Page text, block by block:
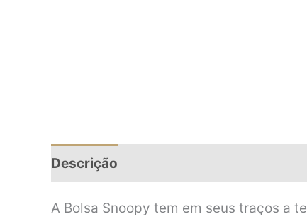
Descrição
A Bolsa Snoopy tem em seus traços a